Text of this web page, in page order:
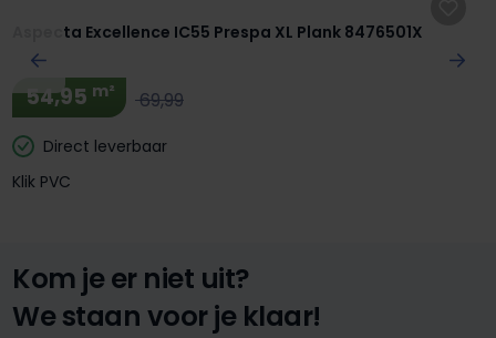
Aspecta Excellence IC55 Prespa XL Plank 8476501X
54,95 m² 69,99
Direct leverbaar
Klik PVC
Kom je er niet uit?
We staan voor je klaar!